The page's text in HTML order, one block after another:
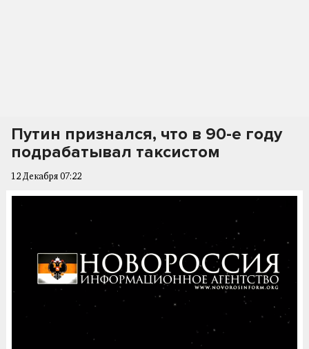
Путин признался, что в 90-е году
подрабатывал таксистом
12 Декабря 07:22